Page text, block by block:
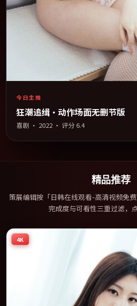
今日主推
狂潮追缉·动作场面无删节版
喜剧 · 2022 · 评分6.4
精品推荐
策展编辑按「日韩在线观看-高清视频免
完成度与可看性三重过滤，
4K